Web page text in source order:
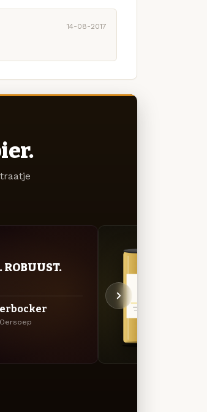
14-08-2017